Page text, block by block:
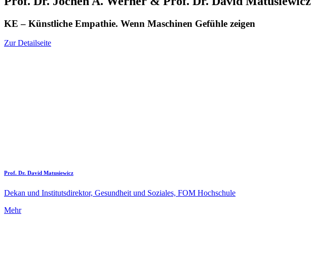
KE – Künstliche Empathie. Wenn Maschinen Gefühle zeigen
Zur Detailseite
Prof. Dr. David Matusiewicz
Dekan und Institutsdirektor, Gesundheit und Soziales, FOM Hochschule
Mehr